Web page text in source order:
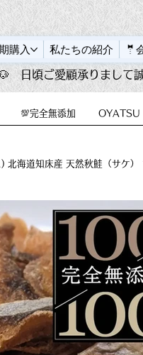
購入 私たちの紹介 🤵
　日頃ご愛顧承りまして
💯完全無添加 OYATSU
海道知床産 天然秋鮭（サケ